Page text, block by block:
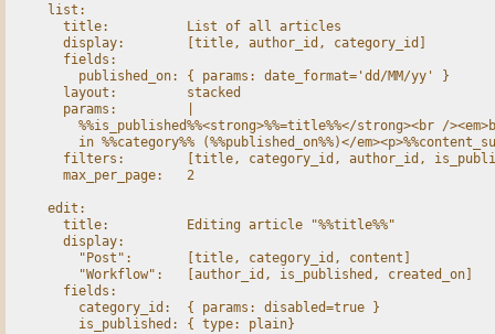
    list:
      title:          List of all articles
      display:        [title, author_id, category_id]
      fields:
        published_on: { params: date_format='dd/MM/yy' }
      layout:         stacked
      params:         |
%%is_published%%<strong>%%=title%%</strong><br /
in %%category%% (%%published_on%%)</
filters:        [title, category_id, author_id,
      max_per_page:   2
    edit:
      title:          Editing article "%%title%%"
      display:
        "Post":       [title, category_id, content]
        "Workflow":   [author_id, is_published, created_on]
      fields:
        category_id:  { params: disabled=true }
        is_published: { type: plain}